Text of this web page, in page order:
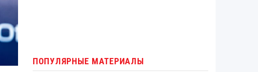
ПОПУЛЯРНЫЕ МАТЕРИАЛЫ